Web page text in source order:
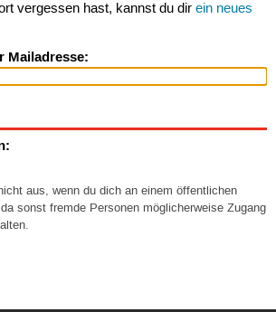
vergessen hast, kannst du dir ein neues
Mailadresse:
aus, wenn du dich an einem öffentlichen
sonst fremde Personen möglicherweise Zugang